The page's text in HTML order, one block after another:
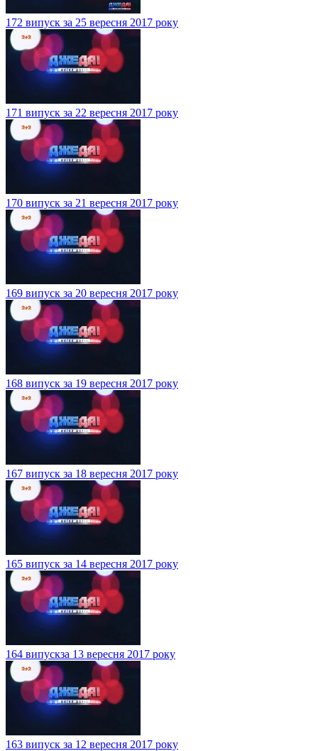
172 випуск за 25 вересня 2017 року
171 випуск за 22 вересня 2017 року
170 випуск за 21 вересня 2017 року
169 випуск за 20 вересня 2017 року
168 випуск за 19 вересня 2017 року
167 випуск за 18 вересня 2017 року
165 випуск за 14 вересня 2017 року
164 випускза 13 вересня 2017 року
163 випуск за 12 вересня 2017 року